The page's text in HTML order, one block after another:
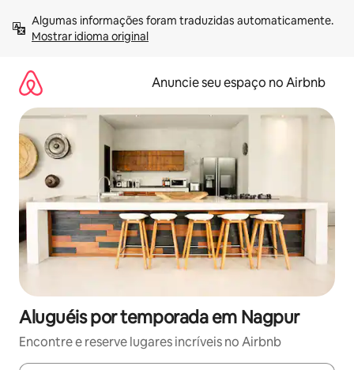
para
Mostrar idioma original
Anuncie seu espaço no Airbnb
Aluguéis por temporada em Nagpur
Encontre e reserve lugares incríveis no Airbnb